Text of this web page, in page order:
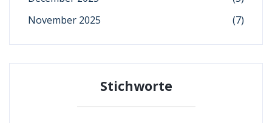
November 2025
(7)
Stichworte